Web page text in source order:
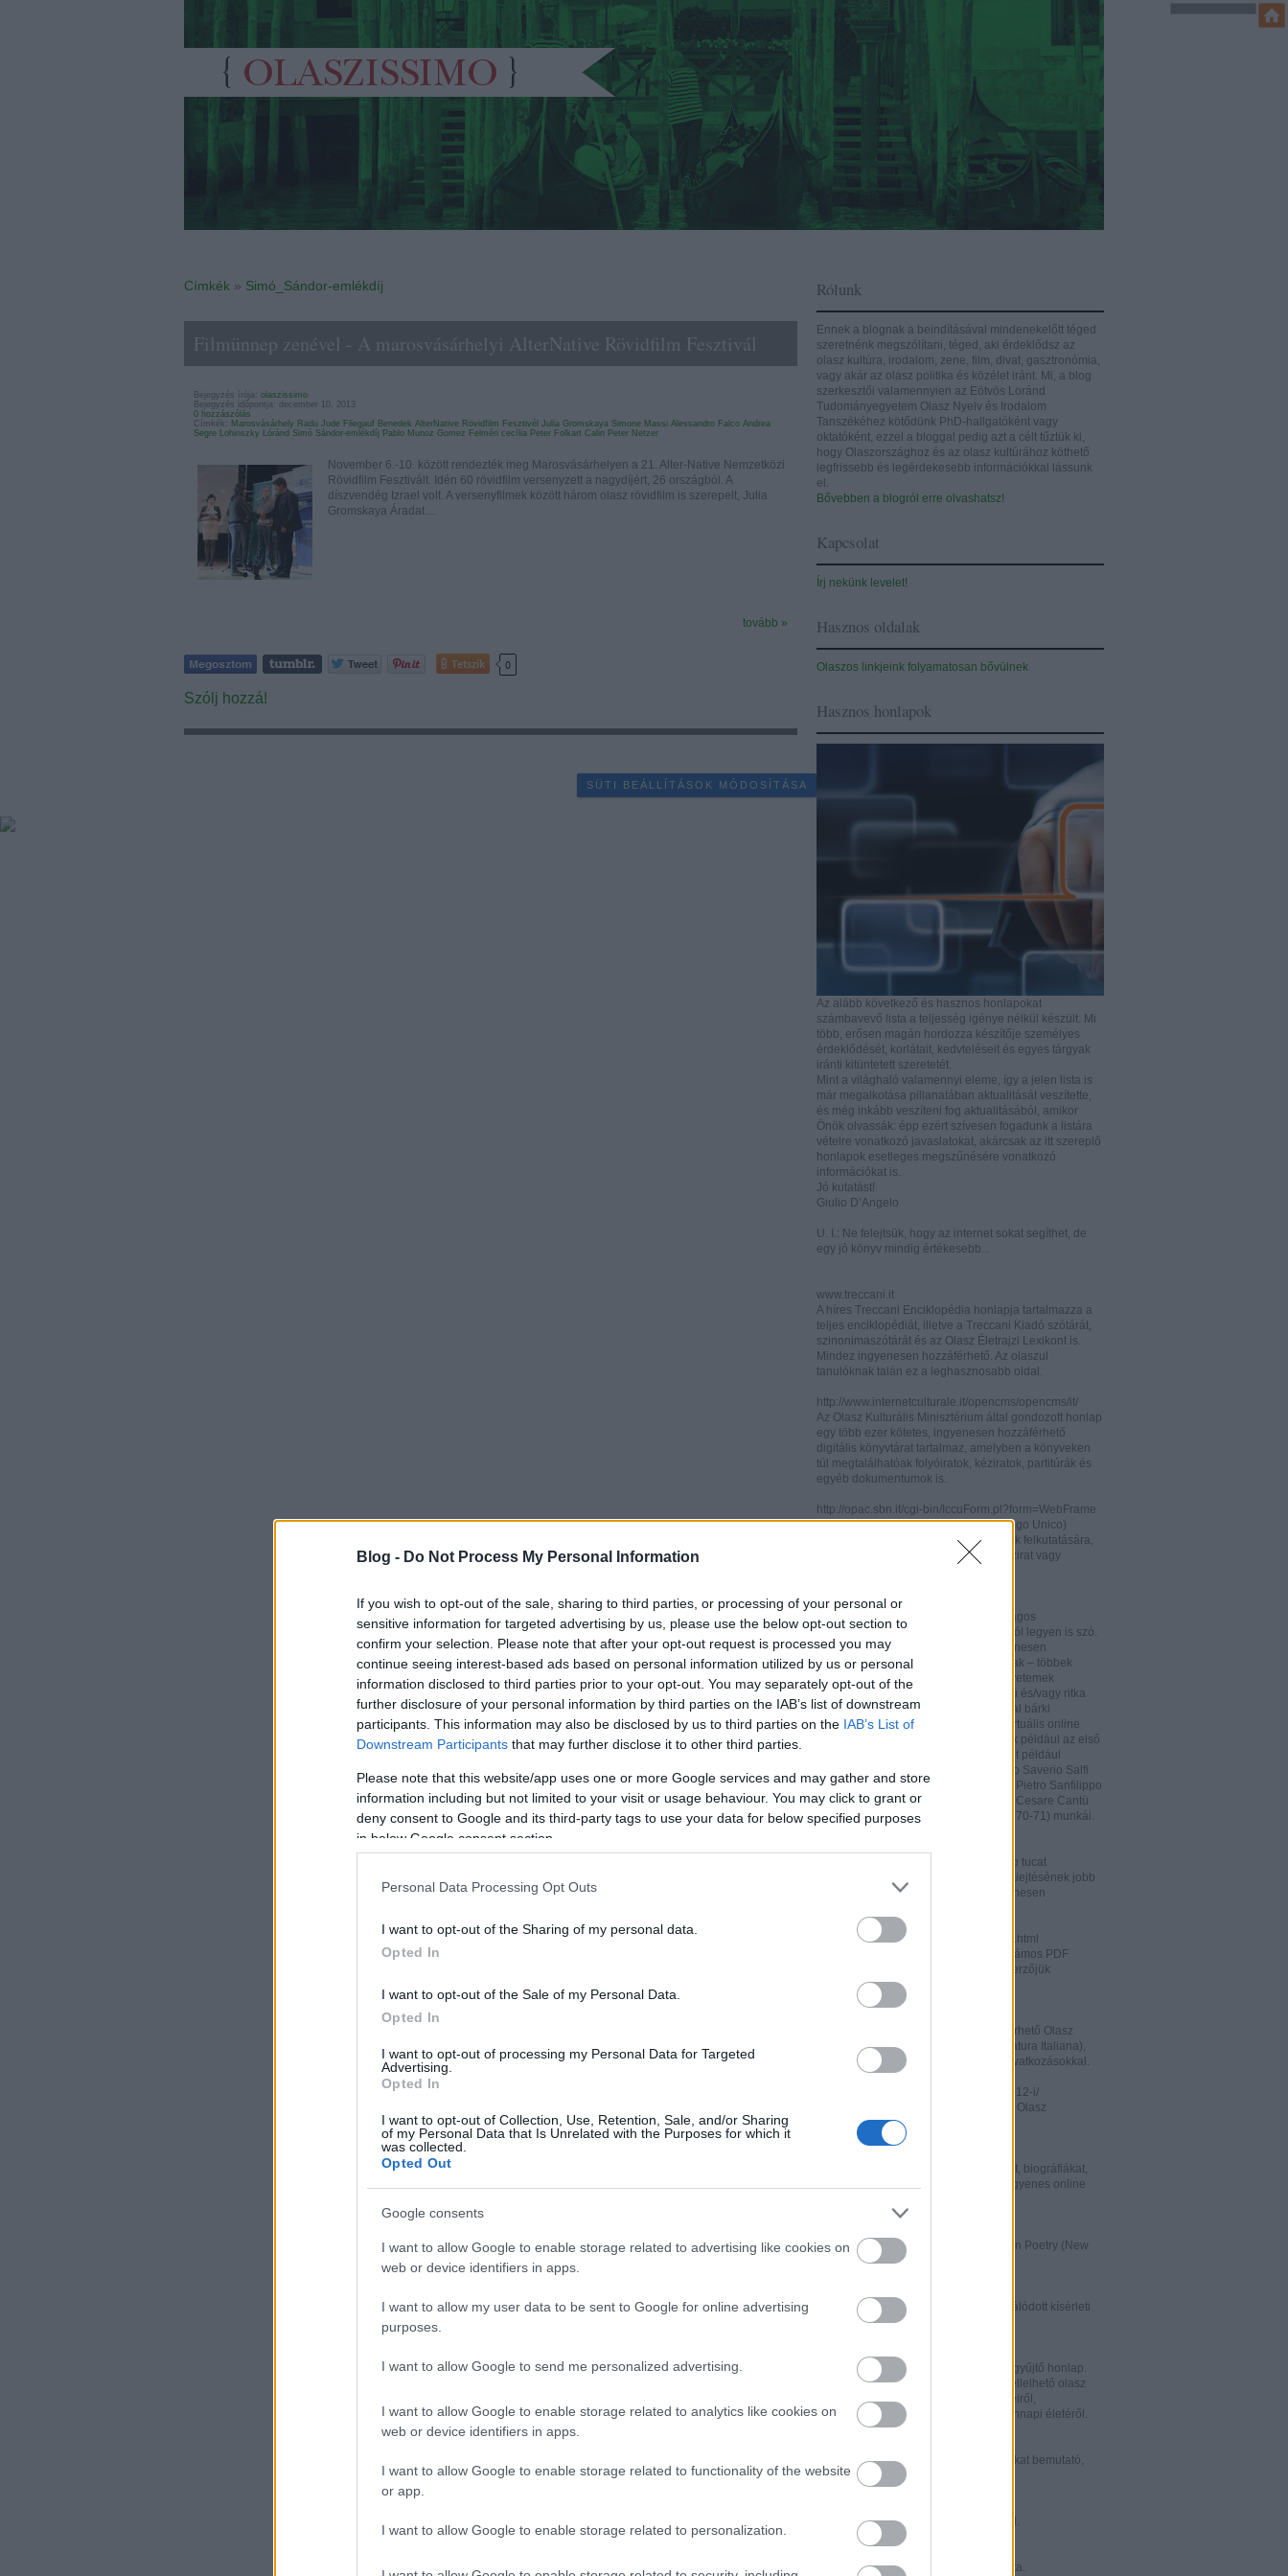
Blog - Do Not Process My Personal Information
If you wish to opt-out of the sale, sharing to third parties, or processing of your personal or
sensitive information for targeted advertising by us, please use the below opt-out section to
confirm your selection. Please note that after your opt-out request is processed you may
continue seeing interest-based ads based on personal information utilized by us or personal
information disclosed to third parties prior to your opt-out. You may separately opt-out of the
further disclosure of your personal information by third parties on the IAB’s list of downstream
participants. This information may also be disclosed by us to third parties on the IAB’s List of
Downstream Participants that may further disclose it to other third parties.
Please note that this website/app uses one or more Google services and may gather and store
information including but not limited to your visit or usage behaviour. You may click to grant or
deny consent to Google and its third-party tags to use your data for below specified purposes
in below Google consent section.
Personal Data Processing Opt Outs
I want to opt-out of the Sharing of my personal data.
Opted In
I want to opt-out of the Sale of my Personal Data.
Opted In
I want to opt-out of processing my Personal Data for Targeted
Advertising.
Opted In
I want to opt-out of Collection, Use, Retention, Sale, and/or Sharing
of my Personal Data that Is Unrelated with the Purposes for which it
was collected.
Opted Out
Google consents
I want to allow Google to enable storage related to advertising like cookies on
web or device identifiers in apps.
I want to allow my user data to be sent to Google for online advertising
purposes.
I want to allow Google to send me personalized advertising.
I want to allow Google to enable storage related to analytics like cookies on
web or device identifiers in apps.
I want to allow Google to enable storage related to functionality of the website
or app.
I want to allow Google to enable storage related to personalization.
Rólunk
Ennek a blognak a beindításával mindenekelőtt téged
szeretnénk megszólítani, téged, aki érdeklődsz az
olasz kultúra, irodalom, zene, film, divat, gasztronómia,
vagy akár az olasz politika és közélet iránt. Mi, a blog
szerkesztői valamennyien az Eötvös Loránd
Tudományegyetem Olasz Nyelv és Irodalom
Tanszékéhez kötődünk PhD-hallgatóként vagy
oktatóként, ezzel a bloggal pedig azt a célt tűztük ki,
hogy Olaszországhoz és az olasz kultúrához köthető
legfrissebb és legérdekesebb információkkal lássunk
el.
Bővebben a blogról erre olvashatsz!
Kapcsolat
Írj nekünk levelet!
Hasznos oldalak
Olaszos linkjeink folyamatosan bővülnek
Hasznos honlapok
Az alább következő és hasznos honlapokat
számbavevő lista a teljesség igénye nélkül készült. Mi
több, erősen magán hordozza készítője személyes
érdeklődését, korlátait, kedvteléseit és egyes tárgyak
iránti kitüntetett szeretetét.
Mint a világhaló valamennyi eleme, így a jelen lista is
már megalkotása pillanatában aktualitását veszítette,
és még inkább veszíteni fog aktualitásából, amikor
Önök olvassák: épp ezért szívesen fogadunk a listára
vételre vonatkozó javaslatokat, akárcsak az itt szereplő
honlapok esetleges megszűnésére vonatkozó
információkat is.
Jó kutatást!
Giulio D’Angelo
U. I.: Ne felejtsük, hogy az internet sokat segíthet, de
egy jó könyv mindig értékesebb...
www.treccani.it
A híres Treccani Enciklopédia honlapja tartalmazza a
teljes enciklopédiát, illetve a Treccani Kiadó szótárát,
szinonimaszótárát és az Olasz Életrajzi Lexikont is.
Mindez ingyenesen hozzáférhető. Az olaszul
tanulóknak talán ez a leghasznosabb oldal.
http://www.internetculturale.it/opencms/opencms/it/
Az Olasz Kulturális Minisztérium által gondozott honlap
egy több ezer kötetes, ingyenesen hozzáférhető
digitális könyvtárat tartalmaz, amelyben a könyveken
túl megtalálhatóak folyóiratok, kéziratok, partitúrák és
egyéb dokumentumok is.
http://opac.sbn.it/cgi-bin/IccuForm.pl?form=WebFrame
Az ICCU (Istituto Centrale per il Catalogo Unico)
keresőrendszere. Hasznos lehet annak felkutatására,
hogy hol lelhető fel egy-egy könyv, kézirat vagy
http://books.google.it/
A könyveknek és folyóiratoknak valóságos
kincseskamrája ez, bármelyik századról legyen is szó.
Ezen az oldalon olvashatóak és ingyenesen
letölthetőek minden nemzetiségű írónak – többek
között olaszoknak is – az amerikai egyetemek
könyvtáraiban digitalizált, első kiadású és/vagy ritka
könyvei. Egy Google vagy Gmail fiókkal bárki
létrehozhatja és megőrizheti a saját virtuális online
könyvtárát. A honlapon megtalálhatóak például az első
olasz irodalomtörténeti munkák is, mint például
Girolamo Tiraboschi (1825), Francesco Saverio Salfi
(1834), Giuseppe Maffei (1852-1853), Pietro Sanfilippo
(1859), Paolo Emiliani-Giudici (1863), Cesare Cantù
(1865) vagy Francesco De Sanctis (1870-71) munkái.
2.495 e-könyv, 6.320 zenei darab, több tucat
hangoskönyv segíthet az olasz nyelv kiejtésének jobb
elsajátításában. Valamennyi file ingyenesen
http://www.letteraturaitaliana.net/index.html
Az előzőhöz nagyon hasonló oldal, számos PDF
formátumú olasz irodalmi művel és szerzőjük
életrajzával gazdagítva.
Antonio Piromalli ingyenesen hozzáférhető Olasz
irodalomtörténet-e (Storia della Letteratura Italiana),
digitális keresőprogrammal és hiperhivatkozásokkal.
http://www3.unibo.it/boll900/numeri/2012-i/
«Bollettino '900». A Bolognai Egyetem Olasz
Tanszékének online folyóirata.
Régi és kortárs olasz irodalmi műveket, biográfiákat,
szerzőket és recenziókat bemutató, ingyenes online
Gradiva - International Journal of Italian Poetry (New
York - Roma)
Az iskolai irodalomoktatásra specializálódott kísérleti
folyóirat.
A világ italianisztikai folyóiratait egybegyűjtő honlap.
Számos információt kínál a világban fellelhető olasz
tanszékek folyóiratairól, kiadott könyveiről,
publikációiról, ösztöndíjairól és mindennapi életéről.
Régi és ritka történelmi dokumentumokat bemutató,
érdekes és könnyen átlátható honlap.
Irodalmi és egyéb témákat kínáló oldal.
A rangos olasz folyóirat online változata.
Címkék » Simó_Sándor-emlékdíj
Filmünnep zenével - A marosvásárhelyi AlterNative Rövidfilm Fesztivál
Bejegyzés írója: olaszissimo
Bejegyzés időpontja: december 10, 2013
0 hozzászólás
Címkék: Marosvásárhely Radu Jude Fliegauf Benedek AlterNative Rövidfilm Fesztivél Julia Gromskaya Simone Massi Alessandro Falco Andrea
Segre Lohinszky Lóránd Simó Sándor-emlékdíj Pablo Munoz Gomez Felméri cecília Peter Folkart Calin Peter Netzer
November 6.-10. között rendezték meg Marosvásárhelyen a 21. Alter-Native Nemzetközi
Rövidfilm Fesztivált. Idén 60 rövidfilm versenyzett a nagydíjért, 26 országból. A
díszvendég Izrael volt. A versenyfilmek között három olasz rövidfilm is szerepelt, Julia
Gromskaya Áradat…
tovább »
Tetszik 0
Szólj hozzá!
SÜTI BEÁLLÍTÁSOK MÓDOSÍTÁSA